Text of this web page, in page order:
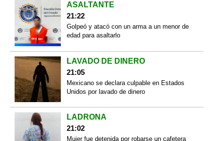
ASALTANTE
21:22
Golpeó y atacó con un arma a un menor de
edad para asaltarlo
LAVADO DE DINERO
21:05
Mexicano se declara culpable en Estados
Unidos por lavado de dinero
LADRONA
21:02
Mujer fue detenida por robarse un cafetera